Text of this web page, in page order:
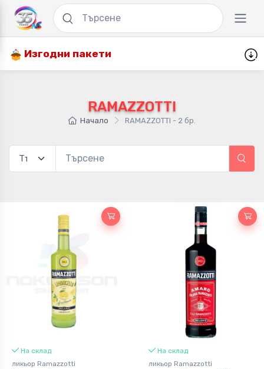
Изгодни пакети
RAMAZZOTTI
Начало RAMAZZOTTI - 2 бр.
На склад
ликьор Ramazzotti
На склад
ликьор Ramazzotti